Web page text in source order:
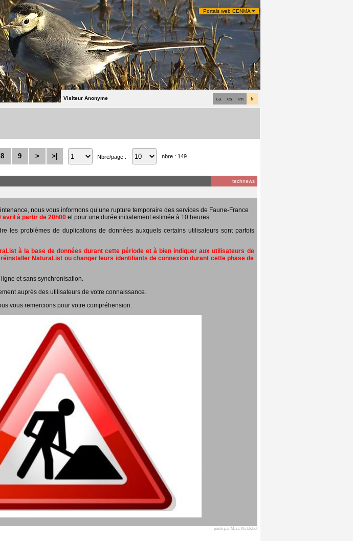
Portals web CENMA
fr
en
es
ca
Visiteur Anonyme
8 9 > >| Nbre/page : nbre : 149
technews
nous vous informons qu’une rupture temporaire des services de Faune-France
avril à partir de 20h00 et pour une durée initialement estimée à 10 heures.
les problèmes de duplications de données auxquels certains utilisateurs sont parfois
à la base de données durant cette période et à bien indiquer aux utilisateurs de
NaturaList ou changer leurs identifiants de connexion durant cette phase de
et sans synchronisation.
auprès des utilisateurs de votre connaissance.
vous remercions pour votre compréhension.
posté par Marc Illa Llobet